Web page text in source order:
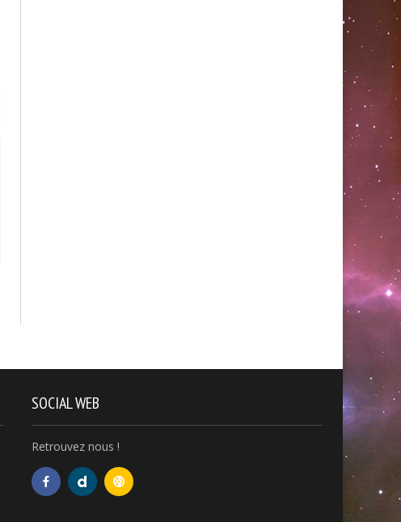
Vivre et Mourir dans la
Artificielle Livre2 Chap 11
SOCIAL WEB
Retrouvez nous !